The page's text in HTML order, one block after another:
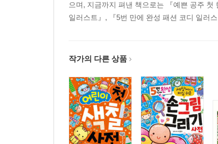
으며, 지금까지 펴낸 책으로는 『예쁜 공주
일러스트』, 『5번 만에 완성 패션 코디 일러
작가의 다른 상품